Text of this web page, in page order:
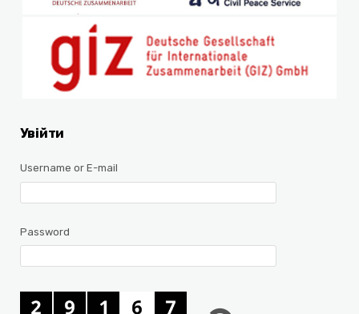
Увійти
Username or E-mail
Password